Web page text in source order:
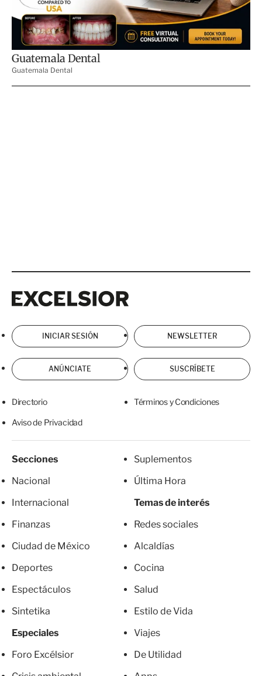
INICIAR SESIÓN NEWSLETTER
ANÚNCIATE SUSCRÍBETE
Directorio Términos y Condiciones
Aviso de Privacidad
Secciones
Nacional
Internacional
Finanzas
Ciudad de México
Deportes
Espectáculos
Sintetika
Especiales
Foro Excélsior
Suplementos
Última Hora
Temas de interés
Redes sociales
Alcaldías
Cocina
Salud
Estilo de Vida
Viajes
De Utilidad